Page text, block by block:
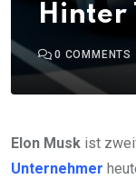
Hinter
0 COMMENTS
Elon Musk ist
Unternehmer